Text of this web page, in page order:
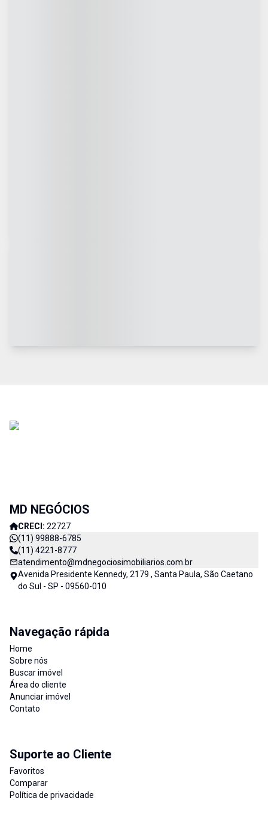
MD NEGÓCIOS
CRECI: 22727
(11) 99888-6785
(11) 4221-8777
atendimento@mdnegociosimobiliarios.com.br
Avenida Presidente Kennedy, 2179 , Santa Paula, São Caetano
do Sul - SP - 09560-010
Navegação rápida
Home
Sobre nós
Buscar imóvel
Área do cliente
Anunciar imóvel
Contato
Suporte ao Cliente
Favoritos
Comparar
Política de privacidade